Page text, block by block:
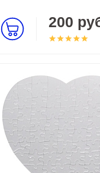
200